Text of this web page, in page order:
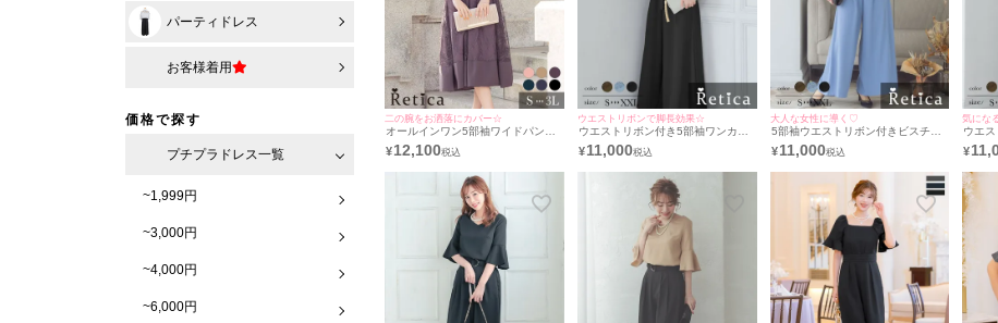
パーティドレス
お客様着用
価格で探す
プチプラドレス一覧
~1,999円
~3,000円
~4,000円
~6,000円
二の腕をお洒落にカバー☆
オールインワン5部袖ワイドパンツ
結婚式パーティードレス [Retica/レ
ティカ]
¥12,100
ウエストリボンで脚長効果☆
ウエストリボン付き5部袖ワンカラ
ーフラワーレースビスチェ風トップ
スワイドパンツツーピース結婚式パ
¥11,000
大人な女性に導く♡
5部袖ウエストリボン付きビスチェ
風レーストップスワイドパンツツー
ピース結婚式パーティードレス
¥ 11,000
気にな
ウエス
レー
ース結
¥